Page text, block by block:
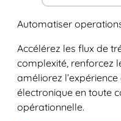
Automatiser
Accélérez les flux de
complexité, renforcez
améliorez
électronique en toute
opérationnelle.